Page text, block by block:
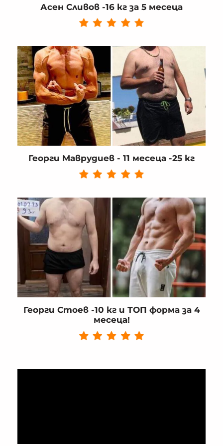
Асен Сливов -16 кг за 5 месеца
Георги Маврудиев - 11 месеца -25 кг
Георги Стоев -10 кг и ТОП форма за 4
месеца!